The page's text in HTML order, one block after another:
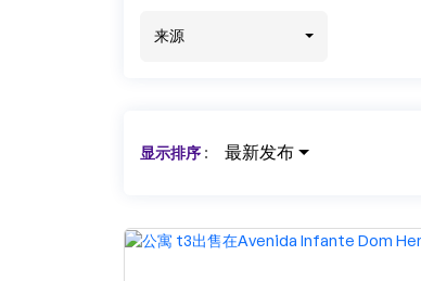
来源
显示排序 : 最新发布